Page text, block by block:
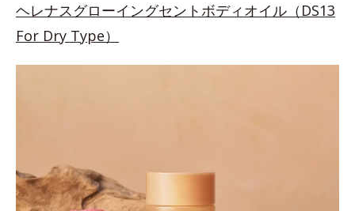
ヘレナスグローイングセントボディオイル（DS13
For Dry Type）